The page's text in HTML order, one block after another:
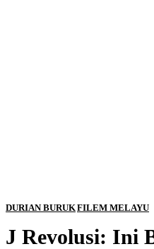
DURIAN BURUKFILEM MELAYU
J Revolusi: Ini